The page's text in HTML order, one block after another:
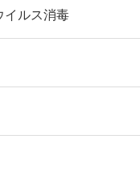
イルス消毒